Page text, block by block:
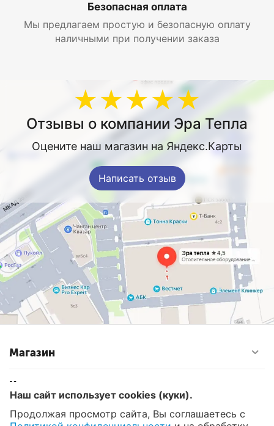
Безопасная оплата
Мы предлагаем простую и безопасную оплату
наличными при получении заказа
★★★★★
Отзывы о компании Эра Тепла
Оцените наш магазин на Яндекс.Карты
Написать отзыв
Магазин
Контакты
Наш сайт использует cookies (куки).
Продолжая просмотр сайта, Вы соглашаетесь с